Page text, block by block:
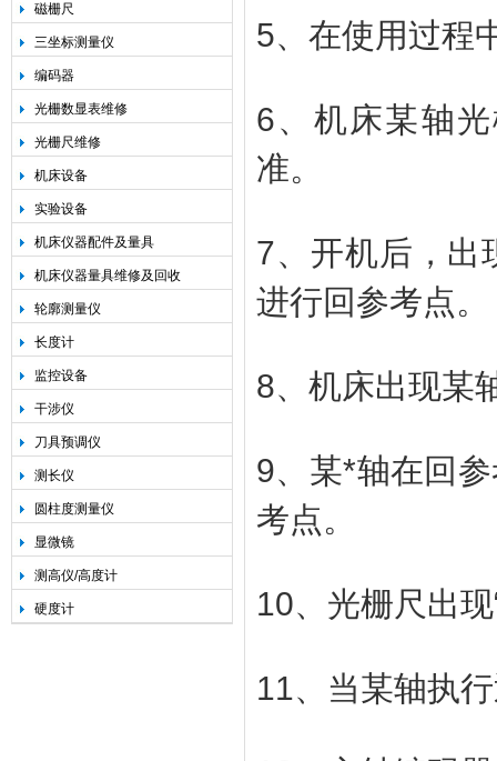
磁栅尺
三坐标测量仪
编码器
光栅数显表维修
光栅尺维修
机床设备
实验设备
机床仪器配件及量具
机床仪器量具维修及回收
轮廓测量仪
长度计
监控设备
干涉仪
刀具预调仪
测长仪
圆柱度测量仪
显微镜
测高仪/高度计
硬度计
5、在使用过程
6、机床某轴
准。
7、开机后，出
进行回参考点。
8、机床出现某
9、某*轴在回
考点。
10、光栅尺出
11、当某轴执